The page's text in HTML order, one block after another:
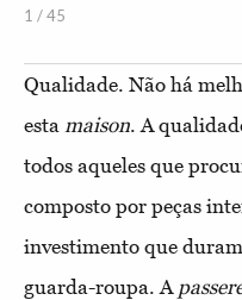
1 / 45
Qualidade. Não há
esta maison. A
todos aqueles que
composto por peças
investimento que
guarda-roupa. A